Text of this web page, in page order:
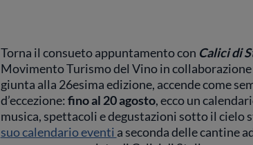
Torna il consueto appuntamento con Calici di
Movimento Turismo del Vino in collaborazione
giunta alla 26esima edizione, accende come
d’eccezione:fino al 20 agosto, ecco un
musica, spettacoli e degustazioni sotto il cielo
suo calendario eventi a seconda delle cantine